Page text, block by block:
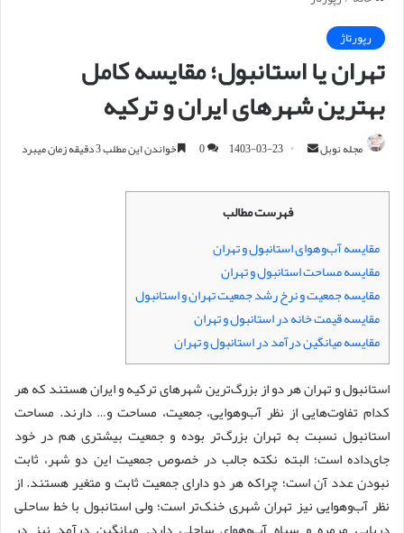
رپورتاژ
تهران یا استانبول؛ مقایسه کامل
بهترین شهرهای ایران و ترکیه
مجله نوبل
س
ا
ی
م
ی
ل
1403-03-23
0 خواندن این مطلب 3 دقیقه زمان میبرد
فهرست مطالب
مقایسه آب‌وهوای استانبول و تهران
مقایسه مساحت استانبول و تهران
مقایسه جمعیت و نرخ رشد جمعیت تهران و استانبول
مقایسه قیمت خانه در استانبول و تهران
مقایسه میانگین درآمد در استانبول و تهران
استانبول و تهران هر دو از بزرگ‌ترین شهرهای ترکیه و ایران هستند که هر
کدام تفاوت‌هایی از نظر آب‌وهوایی، جمعیت، مساحت و… دارند. مساحت
استانبول نسبت به تهران بزرگ‌تر بوده و جمعیت بیشتری هم در خود
جای‌داده است؛ البته نکته جالب در خصوص جمعیت این دو شهر، ثابت
نبودن عدد آن است؛ چراکه هر دو دارای جمعیت ثابت و متغیر هستند. از
نظر آب‌وهوایی نیز تهران شهری خنک‌تر است؛ ولی استانبول با خط ساحلی